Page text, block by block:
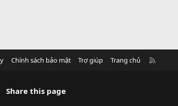
Chính sách bảo mật Trợ giúp Trang chủ
Share this page